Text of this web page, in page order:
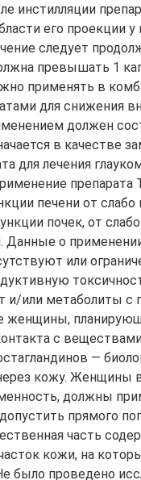
инстилляции
его проекции у
следует
превышать 1
применять в
для снижения
должен
в качестве
для лечения
печени от
почек, от
Данные о
или
и/или метаболиты
женщины,
с
—
кожу. Женщины
должны
прямого
часть
кожи, на
было проведено